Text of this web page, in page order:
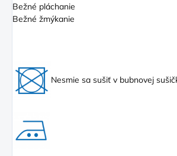
Bežné pláchanie
Bežné žmýkanie
Nesmie sa sušiť v bubnovej